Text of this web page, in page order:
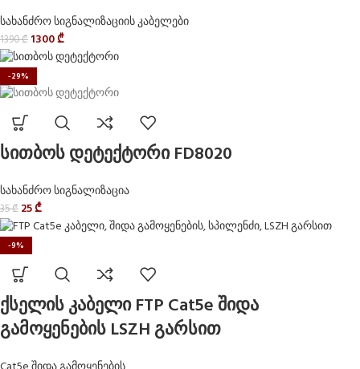
სახანძრო სიგნალიზაციის კაბელები
1390₾ 1300₾
-29%
სითბოს დეტექტორი FD8020
სახანძრო სიგნალიზაცია
35₾ 25₾
-9%
ქსელის კაბელი FTP Cat5e შიდა
გამოყენების LSZH გარსით